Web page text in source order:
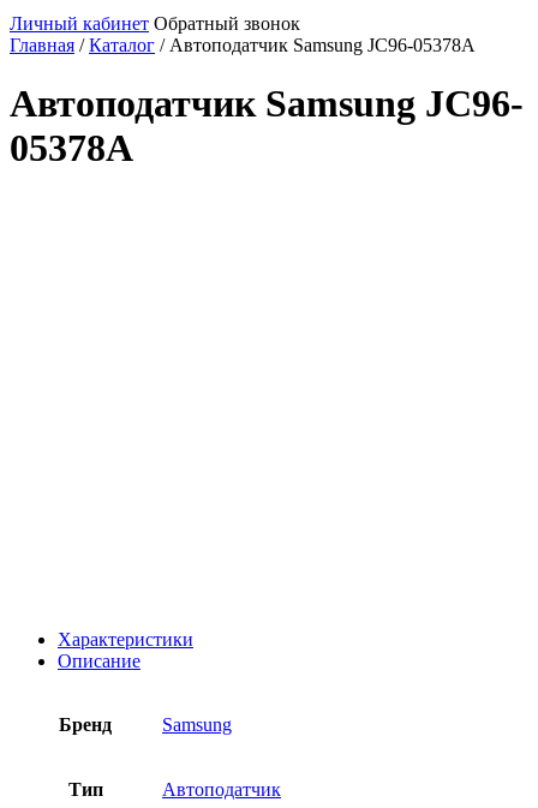
Личный кабинет Обратный звонок
Главная /Каталог / Автоподатчик Samsung JC96-05378A
Автоподатчик Samsung JC96-
05378A
Характеристики
Описание
Бренд Samsung
Тип Автоподатчик